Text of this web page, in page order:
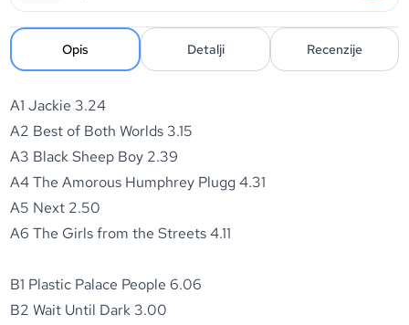
Opis Detalji Recenzije
A1 Jackie 3.24
A2 Best of Both Worlds 3.15
A3 Black Sheep Boy 2.39
A4 The Amorous Humphrey Plugg 4.31
A5 Next 2.50
A6 The Girls from the Streets 4.11
B1 Plastic Palace People 6.06
B2 Wait Until Dark 3.00